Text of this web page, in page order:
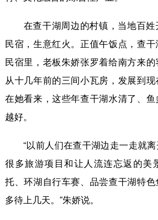
在查干湖周边的村镇，当地百姓
民宿，生意红火。正值午饭点，查
民宿里，老板朱娇张罗着给南方来的
从十几年前的三间小瓦房，发展到现
在她看来，这些年查干湖水清了、
越好。
“以前人们在查干湖边走一走就离
很多旅游项目和让人流连忘返的美
托、环湖自行车赛、品尝查干湖特
多待上几天。”朱娇说。